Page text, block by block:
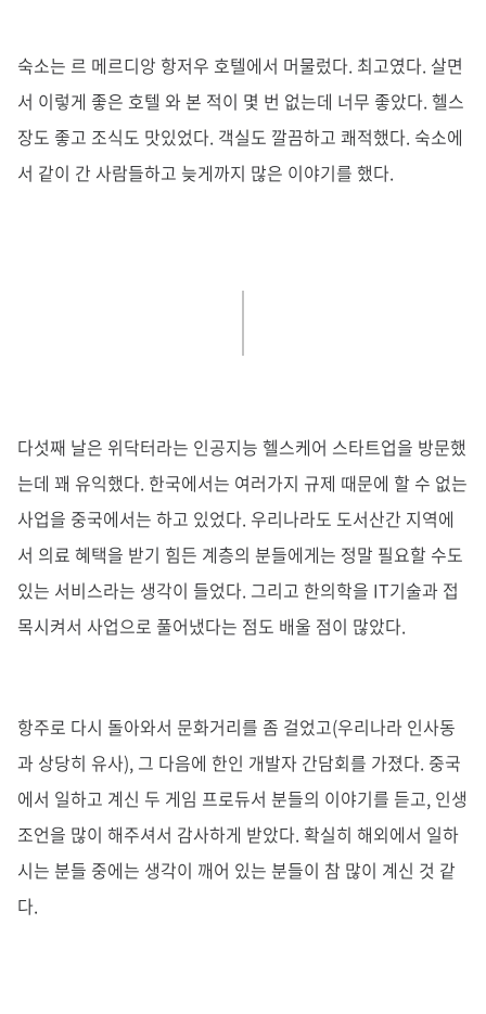
숙소는 르 메르디앙 항저우 호텔에서 머물렀다. 최고였다. 살면
서 이렇게 좋은 호텔 와 본 적이 몇 번 없는데 너무 좋았다. 헬스
장도 좋고 조식도 맛있었다. 객실도 깔끔하고 쾌적했다. 숙소에
서 같이 간 사람들하고 늦게까지 많은 이야기를 했다.
다섯째 날은 위닥터라는 인공지능 헬스케어 스타트업을 방문했
는데 꽤 유익했다. 한국에서는 여러가지 규제 때문에 할 수 없는
사업을 중국에서는 하고 있었다. 우리나라도 도서산간 지역에
서 의료 혜택을 받기 힘든 계층의 분들에게는 정말 필요할 수도
있는 서비스라는 생각이 들었다. 그리고 한의학을 IT기술과 접
목시켜서 사업으로 풀어냈다는 점도 배울 점이 많았다.
항주로 다시 돌아와서 문화거리를 좀 걸었고(우리나라 인사동
과 상당히 유사), 그 다음에 한인 개발자 간담회를 가졌다. 중국
에서 일하고 계신 두 게임 프로듀서 분들의 이야기를 듣고, 인생
조언을 많이 해주셔서 감사하게 받았다. 확실히 해외에서 일하
시는 분들 중에는 생각이 깨어 있는 분들이 참 많이 계신 것 같
다.